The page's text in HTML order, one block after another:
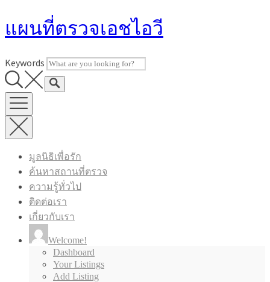
to
แผนที่ตรวจเอชไอวี
Keywords
มูลนิธิเพื่อรัก
ค้นหาสถานที่ตรวจ
ความรู้ทั่วไป
ติดต่อเรา
เกี่ยวกับเรา
Welcome!
Dashboard
Your Listings
Add Listing